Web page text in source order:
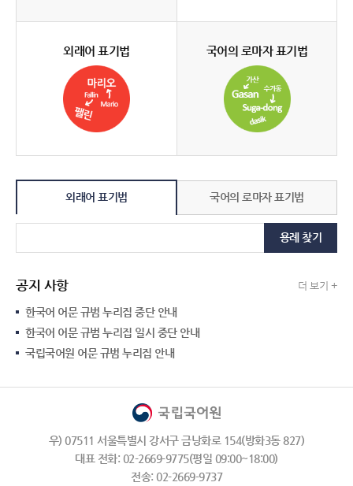
외래어 표기법 국어의 로마자 표기법
외래어 표기법 국어의 로마자 표기법
용례 찾기
공지 사항 더 보기 +
한국어 어문 규범 누리집 중단 안내
한국어 어문 규범 누리집 일시 중단 안내
국립국어원 어문 규범 누리집 안내
우) 07511 서울특별시 강서구 금낭화로 154(방화3동 827)
대표 전화: 02-2669-9775(평일 09:00~18:00)
전송: 02-2669-9737